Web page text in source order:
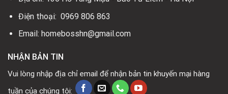
Điện thoại: 0969 806 863
Email: homebosshn@gmail.com
NHẬN BẢN TIN
Vui lòng nhập địa chỉ email để nhận bản tin khuyến mại hàng
tuần của chúng tôi: